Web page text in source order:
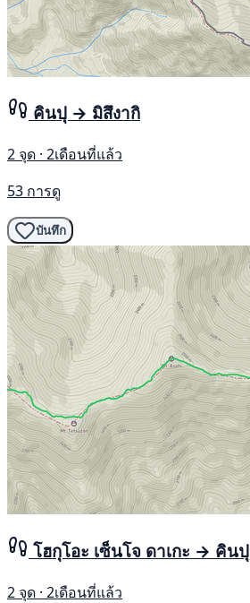
คินปุ → มิสึงากิ
2 จุด · 2เดือนที่แล้ว
53 การดู
บันทึก
โฮกุโอะ เซ็นโจ ดาเกะ → คินปุ
2 จุด · 2เดือนที่แล้ว